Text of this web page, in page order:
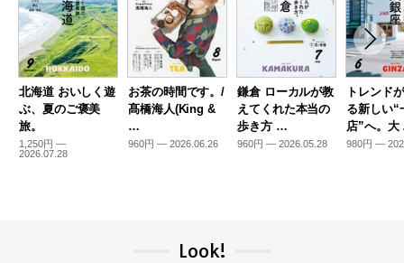
北海道 おいしく遊
ぶ、夏のご褒美
旅。
1,250円 —
2026.07.28
お茶の時間です。/
髙橋海人(King &
…
960円 — 2026.06.26
鎌倉 ローカルが教
えてくれた本当の
歩き方 …
960円 — 2026.05.28
トレンド
る新しい“
店”へ。
980円 —
Look!